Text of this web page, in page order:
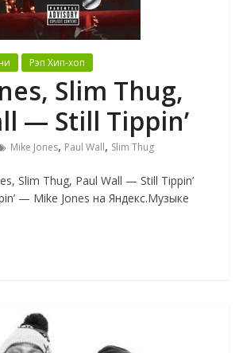
Рэп Хип-хоп
Slim Thug,
— Still Tippin’
Mike Jones, Paul Wall, Slim Thug
Slim Thug, Paul Wall — Still Tippin’
— Mike Jones на Яндекс.Музыке